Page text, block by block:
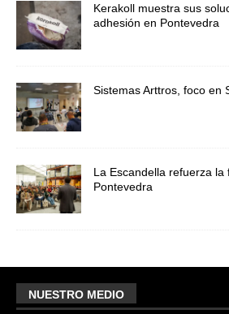
Kerakoll muestra sus
adhesión en Pontevedra
Sistemas Arttros, foco en
La Escandella refuerza la
Pontevedra
NUESTRO MEDIO